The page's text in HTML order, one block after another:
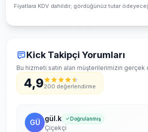
Fiyatlara KDV dahildir; gördüğünüz tutar
Kick Takipçi Yorumları
Bu hizmeti satın alan müşterilerimizin
4,9200 değerlendirme
GÜ gül.k Doğrulanmış
Çiçekçi